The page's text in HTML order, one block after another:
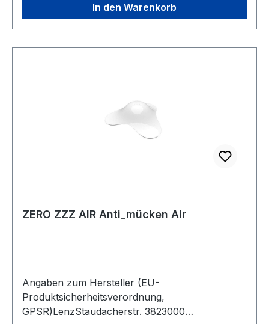
In den Warenkorb
ZERO ZZZ AIR Anti_mücken Air
Angaben zum Hersteller (EU-
Produktsicherheitsverordnung,
GPSR)LenzStaudacherstr. 3823000